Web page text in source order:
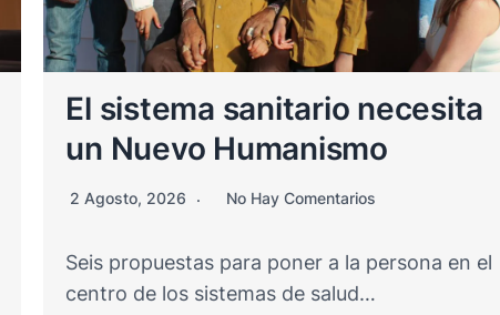
El sistema sanitario necesita
un Nuevo Humanismo
2 Agosto, 2026 No Hay Comentarios
Seis propuestas para poner a la persona en el
centro de los sistemas de salud…